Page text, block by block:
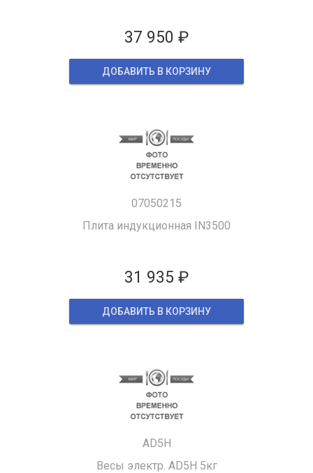
37 950 ₽
ДОБАВИТЬ В КОРЗИНУ
07050215
Плита индукционная IN3500
31 935 ₽
ДОБАВИТЬ В КОРЗИНУ
AD5H
Весы электр. AD5H 5кг